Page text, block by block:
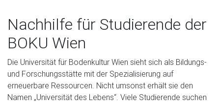
Nachhilfe für Studierende der
BOKU Wien
Die Universität für Bodenkultur Wien sieht sich als Bildungs-
und Forschungsstätte mit der Spezialisierung auf
erneuerbare Ressourcen. Nicht umsonst erhält sie den
Namen „Universität des Lebens“. Viele Studierende suchen